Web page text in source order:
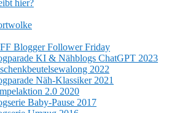
hier?
Blogger Follower Friday
KI & Nähblogs ChatGPT 2023
2022
Näh-Klassiker 2021
2.0 2020
Baby-Pause 2017